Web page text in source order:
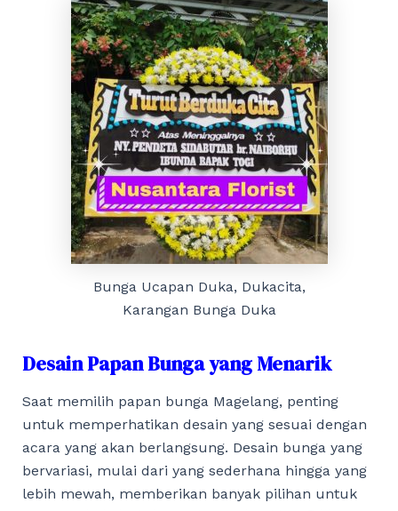
Bunga Ucapan Duka, Dukacita,
Karangan Bunga Duka
Desain Papan Bunga yang Menarik
Saat memilih papan bunga Magelang, penting
untuk memperhatikan desain yang sesuai dengan
acara yang akan berlangsung. Desain bunga yang
bervariasi, mulai dari yang sederhana hingga yang
lebih mewah, memberikan banyak pilihan untuk